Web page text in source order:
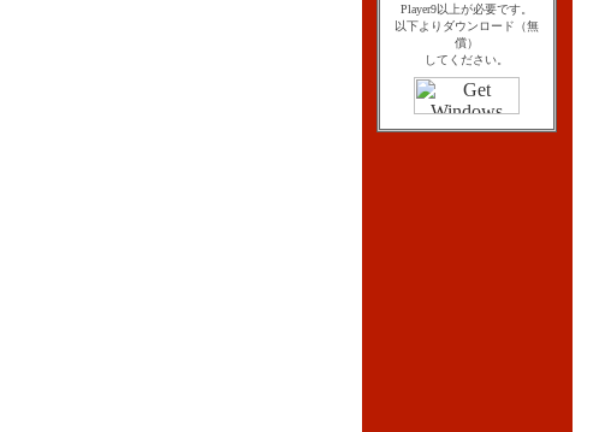
Player9以上が必要です。
以下よりダウンロード（無
償）
してください。